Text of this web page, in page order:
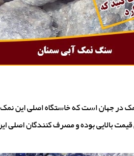
در جهان است که خاستگاه اصلی این
بالایی بوده و مصرف کنندگان اصلی